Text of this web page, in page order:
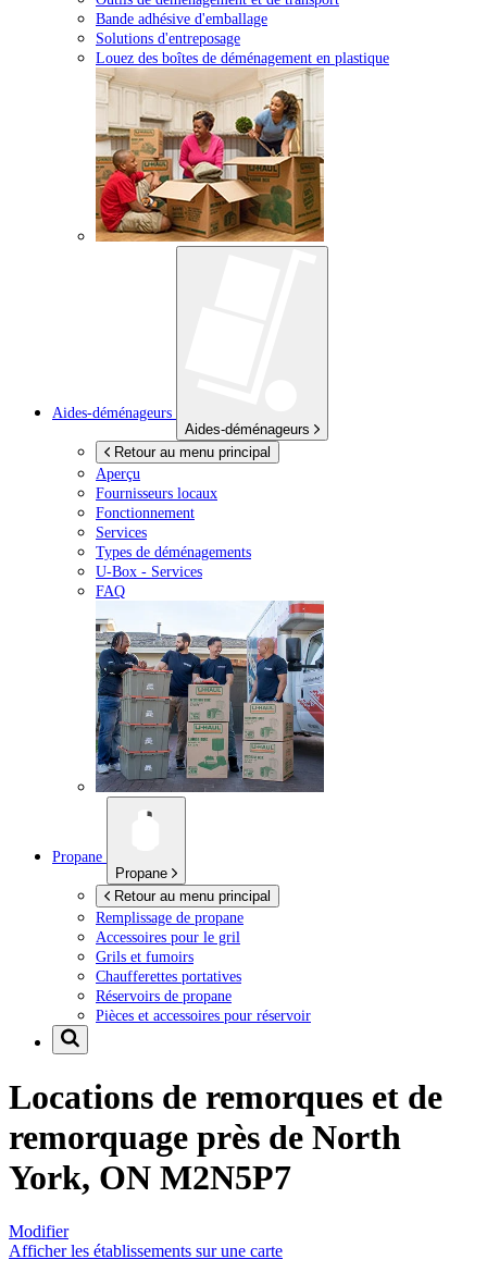
Bande adhésive d'emballage
Solutions d'entreposage
Louez des boîtes de déménagement en plastique
Aides-déménageurs
Aides-déménageurs
Retour au menu principal
Aperçu
Fournisseurs locaux
Fonctionnement
Services
Types de déménagements
U-Box - Services
FAQ
Propane
Propane
Retour au menu principal
Remplissage de propane
Accessoires pour le gril
Grils et fumoirs
Chaufferettes portatives
Réservoirs de propane
Pièces et accessoires pour réservoir
Locations de remorques et de
remorquage près de North
York, ON M2N5P7
Modifier
Afficher les établissements sur une carte